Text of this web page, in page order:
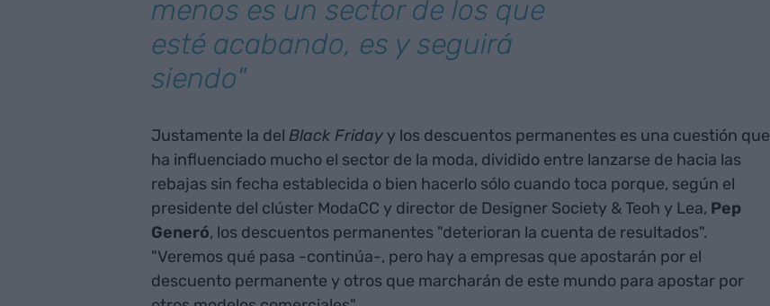
menos es un sector de los que
esté acabando, es y seguirá
siendo"
Justamente la del Black Fridayy los descuentos permanentes es una cuestión que
ha influenciado mucho el sector de la moda, dividido entre lanzarse de hacia las
rebajas sin fecha establecida o bien hacerlo sólo cuando toca porque, según el
presidente del clúster ModaCC y director de Designer Society & Teoh y Lea, Pep
Generó, los descuentos permanentes "deterioran la cuenta de resultados".
"Veremos qué pasa -continúa-, pero hay a empresas que apostarán por el
descuento permanente y otros que marcharán de este mundo para apostar por